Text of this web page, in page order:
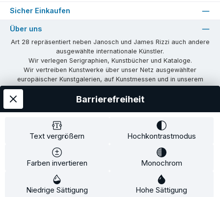
Sicher Einkaufen
Über uns
Art 28 repräsentiert neben Janosch und James Rizzi auch andere
ausgewählte internationale Künstler.
Wir verlegen Serigraphien, Kunstbücher und Kataloge.
Wir vertreiben Kunstwerke über unser Netz ausgewählter
europäischer Kunstgalerien, auf Kunstmessen und in unserem
Wir vermitteln Lizenzen und organisieren Ausstellungen und
Unsere Communities
Versandkosten
Widerrufsformular
Impressum
Datenschutz
Text vergrößern Hochkontrastmodus
Farben invertieren Monochrom
Niedrige Sättigung Hohe Sättigung
Barrierefreiheit